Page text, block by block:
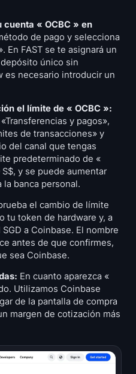
cuenta « OCBC » en
de pago y selecciona
En FAST se te asignará un
único sin
es necesario introducir un
el límite de « OCBC »:
y pagos»,
de transacciones» y
del canal que tengas
predeterminado de «
S$, y se puede aumentar
la banca personal.
el cambio de límite
tu token de hardware y, a
a Coinbase. El nombre
antes de que confirmes,
sea Coinbase.
En cuanto aparezca «
Utilizamos Coinbase
de la pantalla de compra
margen de cotización más